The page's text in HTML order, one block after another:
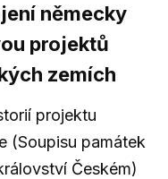
německy
projektů
zemích
projektu
(Soupisu památek
Českém)